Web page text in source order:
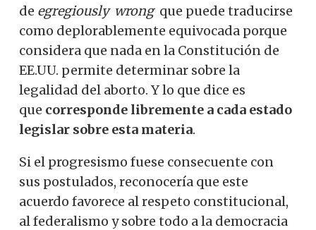
de egregiously wrongque puede traducirse
como deplorablemente equivocada porque
considera que nada en la Constitución de
EE.UU. permite determinar sobre la
legalidad del aborto. Y lo que dice es
que corresponde libremente a cada estado
legislar sobre esta materia.
Si el progresismo fuese consecuente con
sus postulados, reconocería que este
acuerdo favorece al respeto constitucional,
al federalismo y sobre todo a la democracia